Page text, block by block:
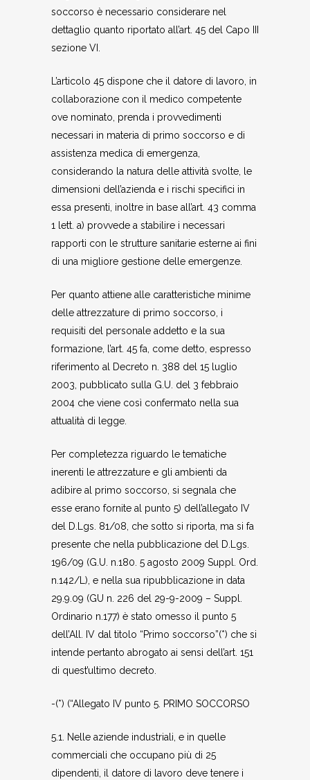
soccorso è necessario considerare nel
dettaglio quanto riportato all’art. 45 del Capo III
sezione VI.
L’articolo 45 dispone che il datore di lavoro, in
collaborazione con il medico competente
ove nominato, prenda i provvedimenti
necessari in materia di primo soccorso e di
assistenza medica di emergenza,
considerando la natura delle attività svolte, le
dimensioni dell’azienda e i rischi specifici in
essa presenti, inoltre in base all’art. 43 comma
1 lett. a) provvede a stabilire i necessari
rapporti con le strutture sanitarie esterne ai fini
di una migliore gestione delle emergenze.
Per quanto attiene alle caratteristiche minime
delle attrezzature di primo soccorso, i
requisiti del personale addetto e la sua
formazione, l’art. 45 fa, come detto, espresso
riferimento al Decreto n. 388 del 15 luglio
2003, pubblicato sulla G.U. del 3 febbraio
2004 che viene così confermato nella sua
attualità di legge.
Per completezza riguardo le tematiche
inerenti le attrezzature e gli ambienti da
adibire al primo soccorso, si segnala che
esse erano fornite al punto 5) dell’allegato IV
del D.Lgs. 81/08, che sotto si riporta, ma si fa
presente che nella pubblicazione del D.Lgs.
196/09 (G.U. n.180. 5 agosto 2009 Suppl. Ord.
n.142/L), e nella sua ripubblicazione in data
29.9.09 (GU n. 226 del 29-9-2009 – Suppl.
Ordinario n.177) è stato omesso il punto 5
dell’All. IV dal titolo “Primo soccorso”(*) che si
intende pertanto abrogato ai sensi dell’art. 151
di quest’ultimo decreto.
-(*) (“Allegato IV punto 5. PRIMO SOCCORSO
5.1. Nelle aziende industriali, e in quelle
commerciali che occupano più di 25
dipendenti, il datore di lavoro deve tenere i